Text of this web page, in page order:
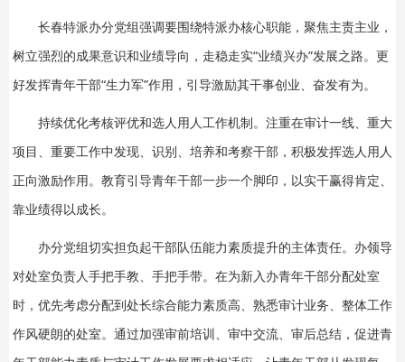
长春特派办分党组强调要围绕特派办核心职能，聚焦主责主业，
树立强烈的成果意识和业绩导向，走稳走实“业绩兴办”发展之路。更
好发挥青年干部“生力军”作用，引导激励其干事创业、奋发有为。
持续优化考核评优和选人用人工作机制。注重在审计一线、重大
项目、重要工作中发现、识别、培养和考察干部，积极发挥选人用人
正向激励作用。教育引导青年干部一步一个脚印，以实干赢得肯定、
靠业绩得以成长。
办分党组切实担负起干部队伍能力素质提升的主体责任。办领导
对处室负责人手把手教、手把手带。在为新入办青年干部分配处室
时，优先考虑分配到处长综合能力素质高、熟悉审计业务、整体工作
作风硬朗的处室。通过加强审前培训、审中交流、审后总结，促进青